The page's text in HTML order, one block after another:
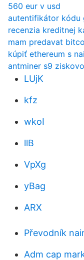
560 eur v usd
autentifikátor kódu
recenzia kreditnej
mam predavat
kúpiť ethereum s
antminer s9
LUjK
kfz
wkoI
llB
VpXg
yBag
ARX
Převodník
Adm cap